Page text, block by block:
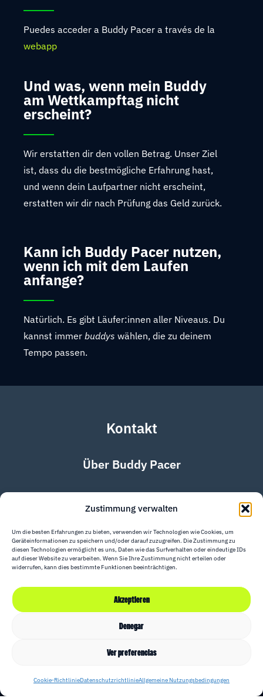
Zustimmung verwalten
Um die besten Erfahrungen zu bieten, verwenden wir Technologien wie Cookies, um
Geräteinformationen zu speichern und/oder darauf zuzugreifen. Die Zustimmung zu
diesen Technologien ermöglicht es uns, Daten wie das Surfverhalten oder eindeutige IDs
auf dieser Website zu verarbeiten. Wenn Sie Ihre Zustimmung nicht erteilen oder
widerrufen, kann dies bestimmte Funktionen beeinträchtigen.
Akzeptieren
Denegar
Ver preferencias
Cookie-RichtlinieDatenschutzrichtlinieAllgemeine Nutzungsbedingungen
Puedes acceder a Buddy Pacer a través de la
webapp
Und was, wenn mein Buddy
am Wettkampftag nicht
erscheint?
Wir erstatten dir den vollen Betrag. Unser Ziel
ist, dass du die bestmögliche Erfahrung hast,
und wenn dein Laufpartner nicht erscheint,
erstatten wir dir nach Prüfung das Geld zurück.
Kann ich Buddy Pacer nutzen,
wenn ich mit dem Laufen
anfange?
Natürlich. Es gibt Läufer:innen aller Niveaus. Du
kannst immer buddys wählen, die zu deinem
Tempo passen.
Kontakt
Über Buddy Pacer
jgan@buddypacer.com
Cookie-Richtlinie